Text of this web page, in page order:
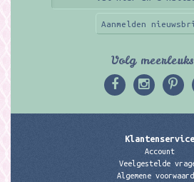
Aanmelden
Volg
Klantenservice
Account
Veelgestelde
Algemene